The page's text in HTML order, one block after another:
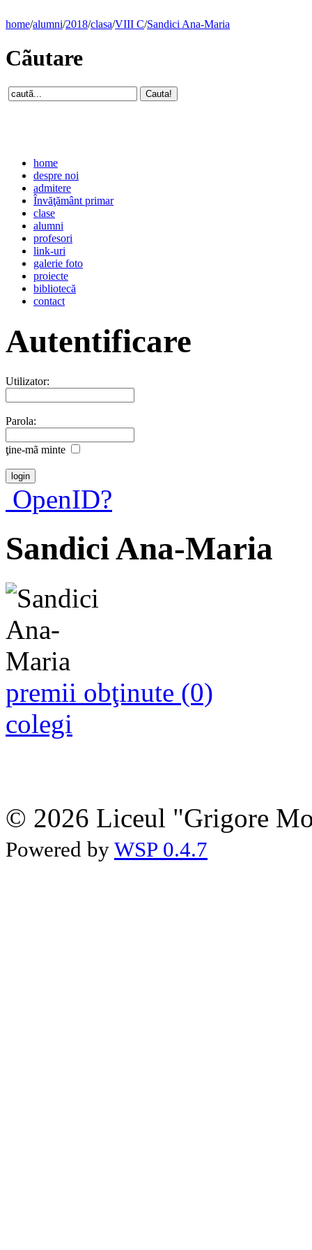
home/alumni/2018/clasa/VIII C/Sandici Ana-Maria
Cãutare
home
despre noi
admitere
Învăţământ primar
clase
alumni
profesori
link-uri
galerie foto
proiecte
bibliotecă
contact
Autentificare
Utilizator:
Parola:
ţine-mã minte
OpenID?
Sandici Ana-Maria
premii obţinute (0)
colegi
© 2026 Liceul "Grigore
Powered by WSP 0.4.7